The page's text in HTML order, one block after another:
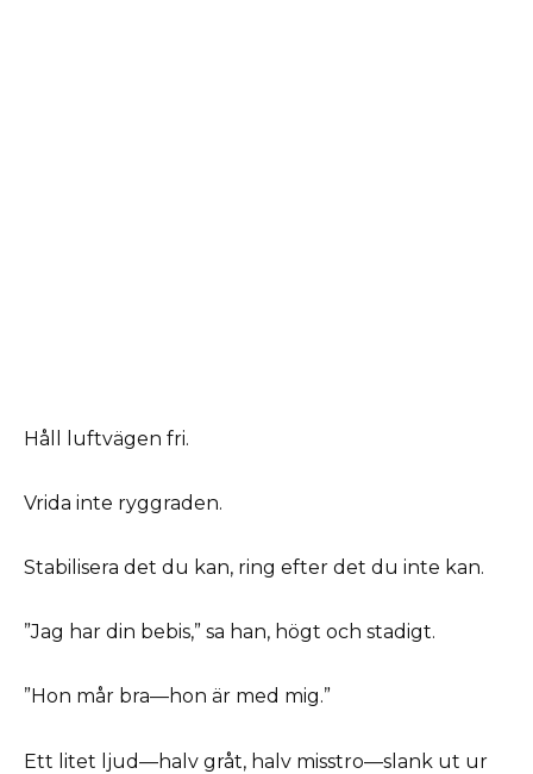
Håll luftvägen fri.
Vrida inte ryggraden.
Stabilisera det du kan, ring efter det du inte kan.
”Jag har din bebis,” sa han, högt och stadigt.
”Hon mår bra—hon är med mig.”
Ett litet ljud—halv gråt, halv misstro—slank ut ur